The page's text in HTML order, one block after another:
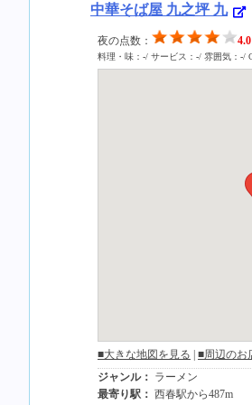
中華そば屋 九之坪 九